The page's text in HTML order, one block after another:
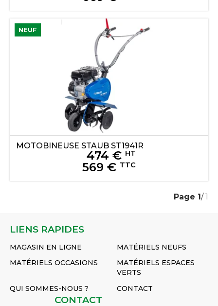
NEUF
MOTOBINEUSE STAUB ST1941R
474 € HT
569 € TTC
Page 1/ 1
LIENS RAPIDES
MAGASIN EN LIGNE
MATÉRIELS NEUFS
MATÉRIELS OCCASIONS
MATÉRIELS ESPACES
VERTS
QUI SOMMES-NOUS ?
CONTACT
CONTACT